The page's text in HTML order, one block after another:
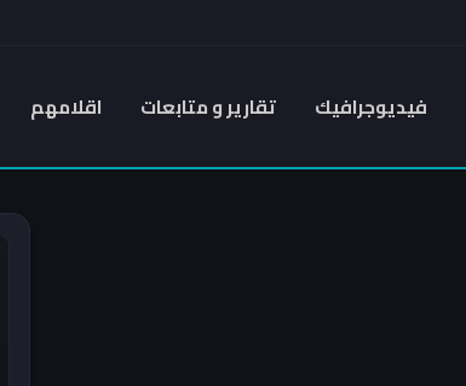
فيديوجرافيك تقارير و متابعات اقلامهم